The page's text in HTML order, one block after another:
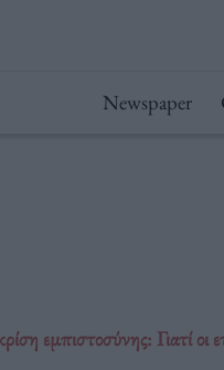
Newspaper
εμπιστοσύνης: Γιατί οι